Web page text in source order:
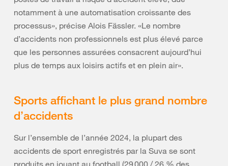
notamment à une automatisation croissante des
processus», précise Alois Fässler. «Le nombre
d’accidents non professionnels est plus élevé parce
que les personnes assurées consacrent aujourd’hui
plus de temps aux loisirs actifs et en plein air».
Sports affichant le plus grand nombre
d’accidents
Sur l’ensemble de l’année 2024, la plupart des
accidents de sport enregistrés par la Suva se sont
produits en jouant au football (29 000 / 26 % des